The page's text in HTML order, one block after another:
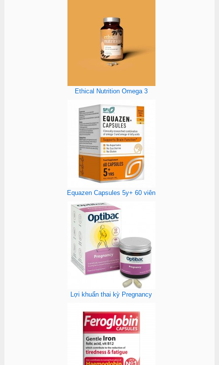
Ethical Nutrition Omega 3
Equazen Capsules 5y+ 60 viên
Lợi khuẩn thai kỳ Pregnancy